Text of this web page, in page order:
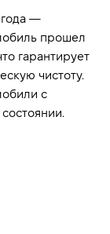
168
8.2
года —
прошел
гарантирует
чистоту.
с